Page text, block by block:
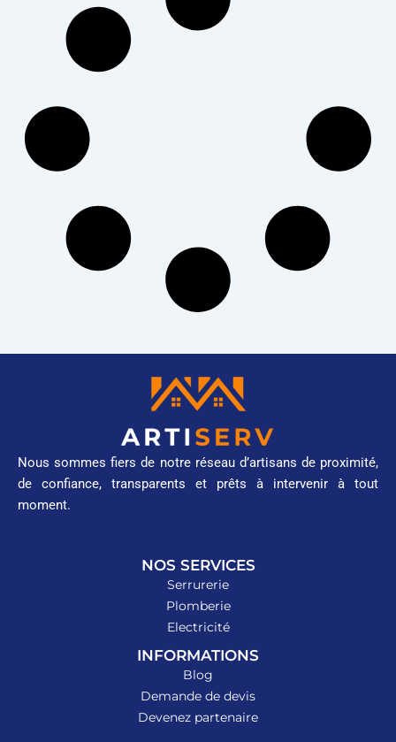
Nous sommes fiers de notre réseau d’artisans de proximité,
de confiance, transparents et prêts à intervenir à tout
moment.
NOS SERVICES
Serrurerie
Plomberie
Electricité
INFORMATIONS
Blog
Demande de devis
Devenez partenaire